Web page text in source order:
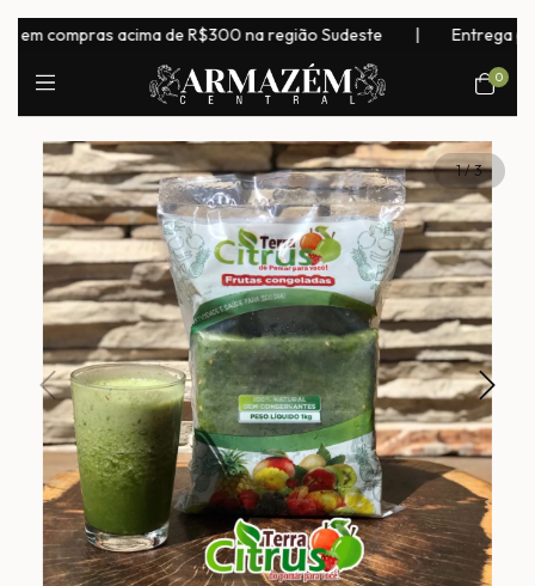
compras acima de R$300 na região Sudeste | Entrega para
0
1/3